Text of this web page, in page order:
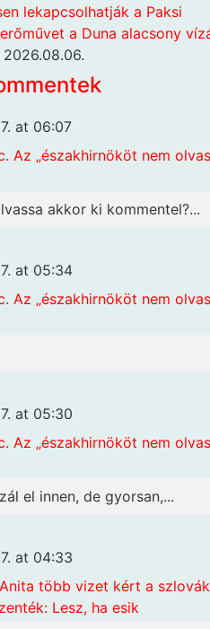
lekapcsolhatják a Paksi
a Duna alacsony
2026.08.06.
at 06:07
Az „északhirnököt nem
akkor ki kommentel?...
at 05:34
Az „északhirnököt nem
at 05:30
Az „északhirnököt nem
el innen, de gyorsan,...
at 04:33
több vizet kért a
Lesz, ha esik